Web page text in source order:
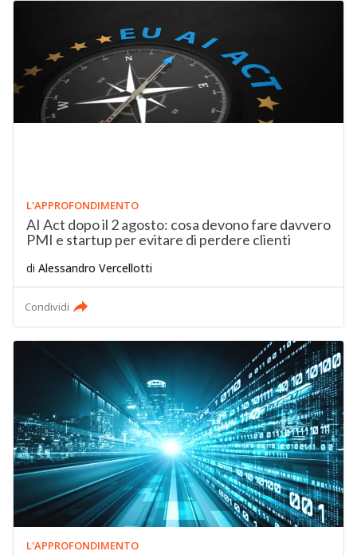
L'APPROFONDIMENTO
AI Act dopo il 2 agosto: cosa devono fare davvero
PMI e startup per evitare di perdere clienti
di Alessandro Vercellotti
Condividi
L'APPROFONDIMENTO